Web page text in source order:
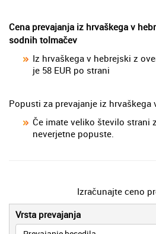
Cena prevajanja iz hrvaškega v
sodnih tolmačev
Iz hrvaškega v hebrejski z
je 58 EUR po strani
Popusti za prevajanje iz hrvaškega
Če imate veliko število strani
neverjetne popuste.
Izračunajte ceno
Vrsta prevajanja